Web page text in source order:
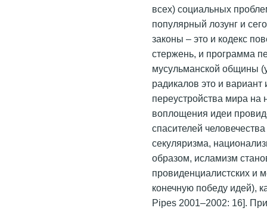
всех) социальных
популярный лозунг и
законы – это и кодекс
стержень, и программа
мусульманской общины
радикалов это и
переустройства мира
воплощения идеи
спасителей
секуляризма,
образом, исламизм
провиденциалистских и
конечную победу идей),
Pipes 2001–2002: 16].